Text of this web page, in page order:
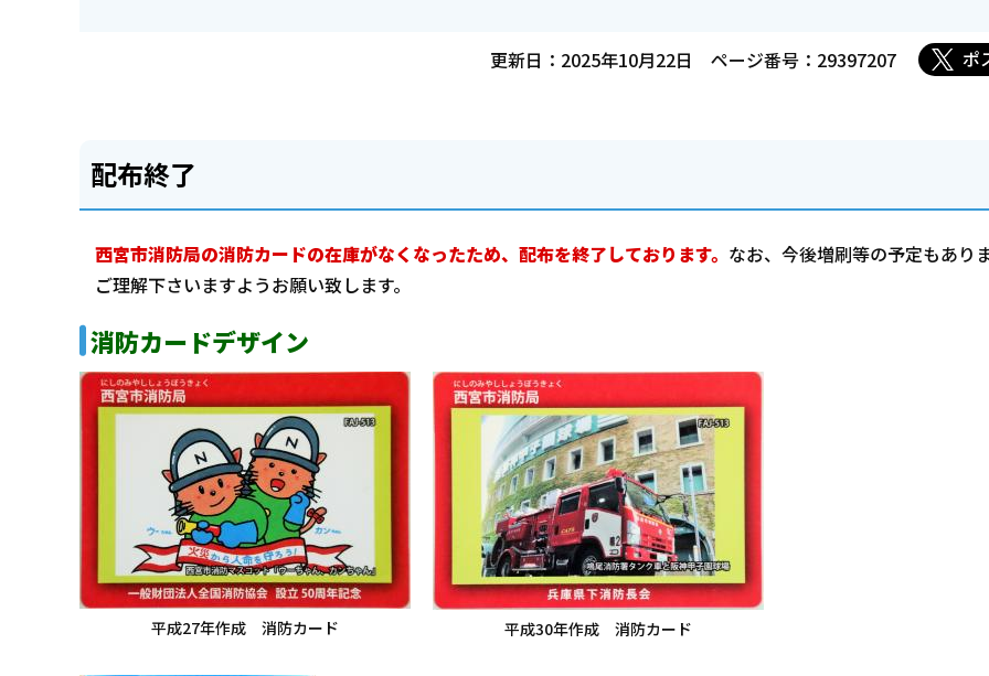
更新日：2025年10月22日 ページ番号：29397207 ポ
配布終了
西宮市消防局の消防カードの在庫がなくなったため、配布を終了しております。 なお、今後増刷等の予定もあり
ご理解下さいますようお願い致します。
消防カードデザイン
平成27年作成 消防カード 平成30年作成 消防カード